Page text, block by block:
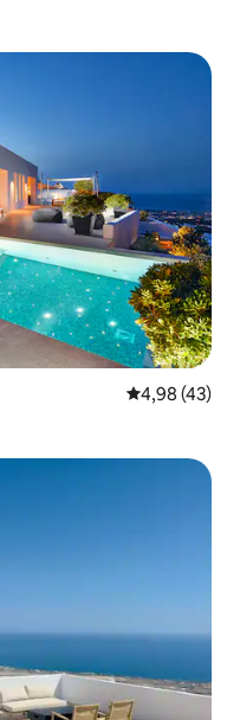
4,98 de uma
4,98 (43)